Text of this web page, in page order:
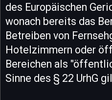
des Europäischen
wonach bereits das
Betreiben von
Hotelzimmern oder
Bereichen als
Sinne des § 22 UrhG